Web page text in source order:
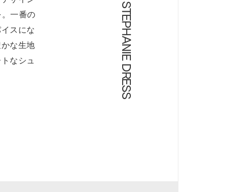
一番の
スにな
な生地
なシュ